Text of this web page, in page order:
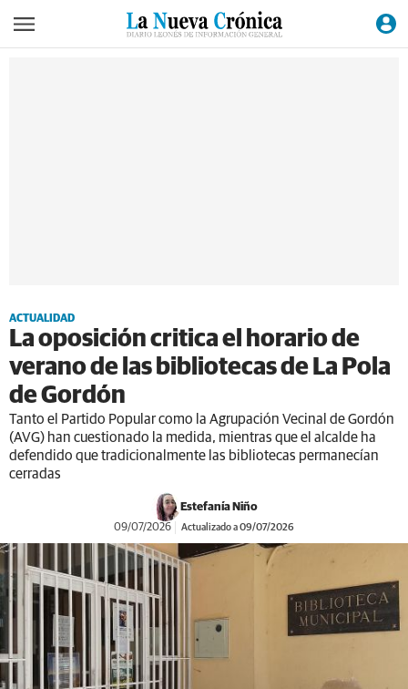
ACTUALIDAD
La oposición critica el horario de
verano de las bibliotecas de La Pola
de Gordón
Tanto el Partido Popular como la Agrupación Vecinal de Gordón
(AVG) han cuestionado la medida, mientras que el alcalde ha
defendido que tradicionalmente las bibliotecas permanecían
cerradas
Estefanía Niño
09/07/2026 Actualizado a 09/07/2026